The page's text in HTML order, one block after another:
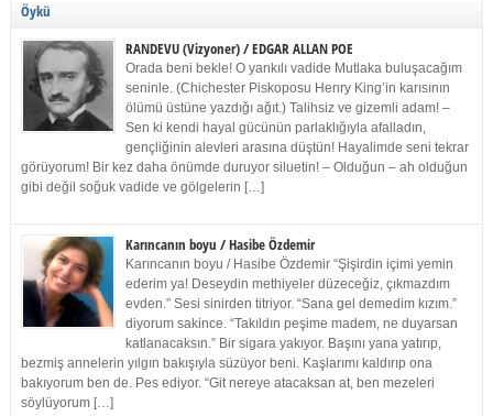
Öykü
RANDEVU (Vizyoner) / EDGAR ALLAN POE
Orada beni bekle! O yankılı vadide Mutlaka buluşacağım
seninle. (Chichester Piskoposu Henry King’in karısının
ölümü üstüne yazdığı ağıt.) Talihsiz ve gizemli adam! –
Sen ki kendi hayal gücünün parlaklığıyla afalladın,
gençliğinin alevleri arasına düştün! Hayalimde seni tekrar
görüyorum! Bir kez daha önümde duruyor siluetin! – Olduğun – ah olduğun
gibi değil soğuk vadide ve gölgelerin […]
Karıncanın boyu / Hasibe Özdemir
Karıncanın boyu / Hasibe Özdemir “Şişirdin içimi yemin
ederim ya! Deseydin methiyeler düzeceğiz, çıkmazdım
evden.” Sesi sinirden titriyor. “Sana gel demedim kızım.”
diyorum sakince. “Takıldın peşime madem, ne duyarsan
katlanacaksın.” Bir sigara yakıyor. Başını yana yatırıp,
bezmiş annelerin yılgın bakışıyla süzüyor beni. Kaşlarımı kaldırıp ona
bakıyorum ben de. Pes ediyor. “Git nereye atacaksan at, ben mezeleri
söylüyorum […]